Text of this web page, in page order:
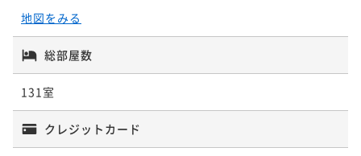
地図をみる
総部屋数
131室
クレジットカード